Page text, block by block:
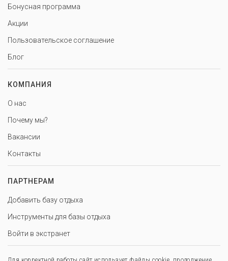
Бонусная программа
Акции
Пользовательское соглашение
Блог
КОМПАНИЯ
О нас
Почему мы?
Вакансии
Контакты
ПАРТНЕРАМ
Добавить базу отдыха
Инструменты для базы отдыха
Войти в экстранет